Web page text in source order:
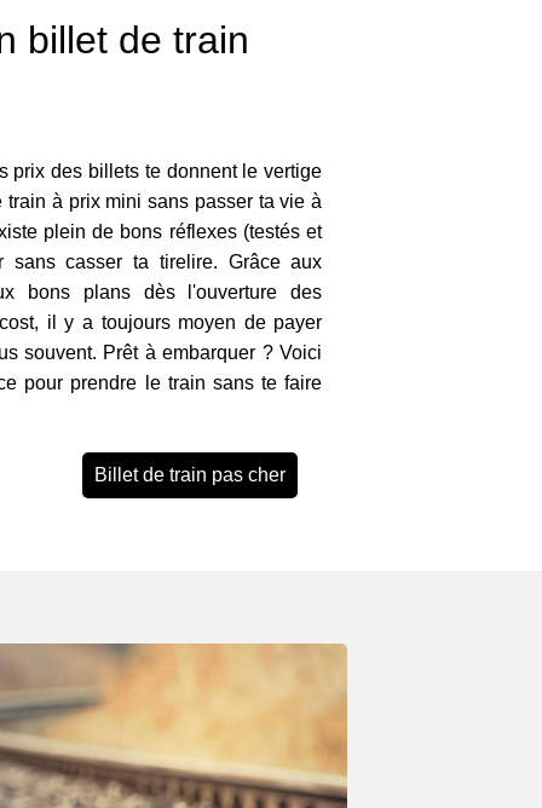
billet de train
prix des billets te donnent le vertige
à prix mini sans passer ta vie à
plein de bons réflexes (testés et
sans casser ta tirelire. Grâce aux
bons plans dès l'ouverture des
il y a toujours moyen de payer
souvent. Prêt à embarquer ? Voici
pour prendre le train sans te faire
Billet de train pas cher